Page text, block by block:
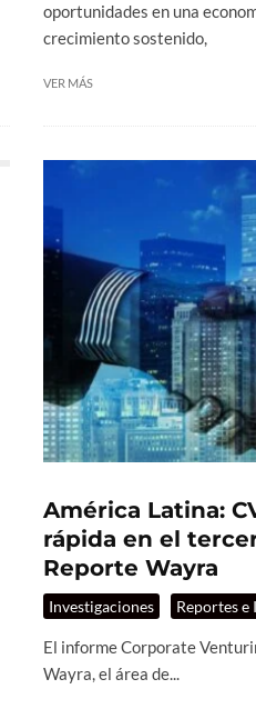
oportunidades en una
crecimiento sostenido,
VER MÁS
América Latina:
rápida en el
Reporte Wayra
Investigaciones Reportes e
El informe Corporate
Wayra, el área de...